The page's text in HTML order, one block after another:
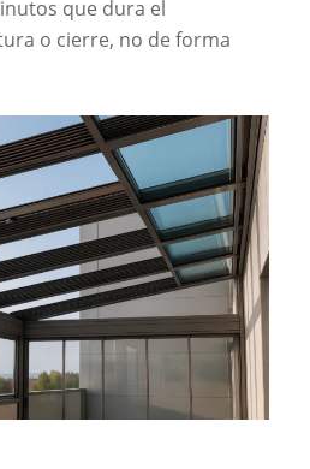
que dura el
o cierre, no de forma